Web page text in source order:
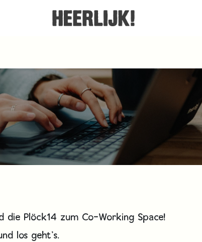
Plöck14 zum Co-Working Space!
los geht’s.